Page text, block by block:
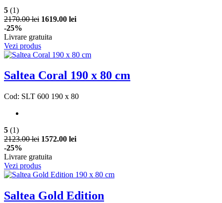
5 (1)
2170.00 lei 1619.00 lei
-25%
Livrare gratuita
Vezi produs
Saltea Coral 190 x 80 cm
Cod: SLT 600 190 x 80
5 (1)
2123.00 lei 1572.00 lei
-25%
Livrare gratuita
Vezi produs
Saltea Gold Edition